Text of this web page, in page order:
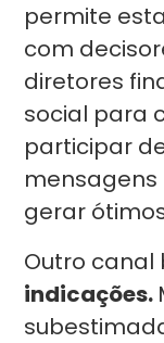
permite
com
diretores
social para
participar
gerar
Outro canal
indicações.